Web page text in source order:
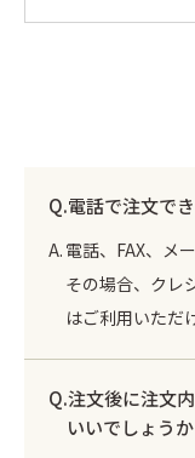
オードブル
丼 雅
丼容器 (電子レンジ対
お重箱（内側朱）
御料理 黒金砂目
グルメランチボック
うなぎ蒲焼折
手提げ紙袋・風呂敷
WEBカタログ
電話で注文で
電話、FAX、メ
その場合、クレ
はご利用いただ
注文後に注文
いいでしょうか